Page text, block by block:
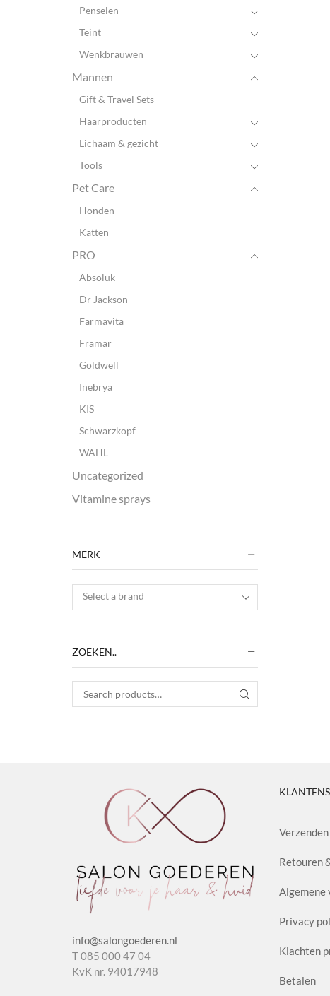
Penselen
Teint
Wenkbrauwen
Mannen
Gift & Travel Sets
Haarproducten
Lichaam & gezicht
Tools
Pet Care
Honden
Katten
PRO
Absoluk
Dr Jackson
Farmavita
Framar
Goldwell
Inebrya
KIS
Schwarzkopf
WAHL
Uncategorized
Vitamine sprays
MERK
Select a brand
ZOEKEN..
Search for: SEARCH
info@salongoederen.nl
T 085 000 47 04
KvK nr. 94017948
Retouren
Algemene
Privacy
Klachten
Betalen